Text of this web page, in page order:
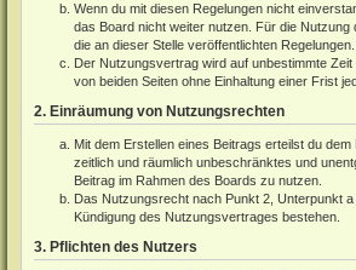
Wenn du mit diesen Regelungen nicht
das Board nicht weiter nutzen. Für die Nutzung
die an dieser Stelle veröffentlichten Regelungen.
Der Nutzungsvertrag wird auf unbestimmte
von beiden Seiten ohne Einhaltung einer Frist
2. Einräumung von Nutzungsrechten
Mit dem Erstellen eines Beitrags erteilst du dem
zeitlich und räumlich unbeschränktes und
Beitrag im Rahmen des Boards zu nutzen.
Das Nutzungsrecht nach Punkt 2, Unterpunkt
Kündigung des Nutzungsvertrages bestehen.
3. Pflichten des Nutzers